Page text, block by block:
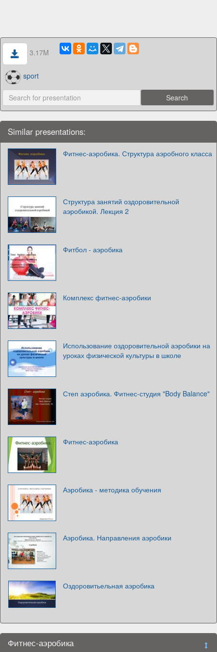
3.17M
sport
Similar presentations:
Фитнес-аэробика. Структура аэробного класса
Структура занятий оздоровительной
аэробикой. Лекция 2
Фитбол - аэробика
Комплекс фитнес-аэробики
Использование оздоровительной аэробики на
уроках физической культуры в школе
Степ аэробика. Фитнес-студия "Body Balance"
Фитнес-аэробика
Аэробика - методика обучения
Аэробика. Направления аэробики
Оздоровитьельная аэробика
Фитнес-аэробика